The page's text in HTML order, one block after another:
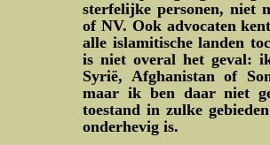
sterfelijke personen, niet
of NV. Ook advocaten
alle islamitische landen
is niet overal het geval:
Syrië, Afghanistan of
maar ik ben daar niet
toestand in zulke
onderhevig is.